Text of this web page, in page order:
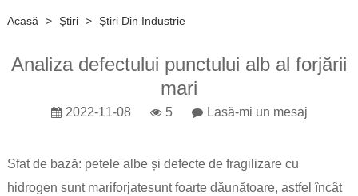
Acasă > Știri > Știri Din Industrie
Analiza defectului punctului alb al forjării
mari
2022-11-08 5 Lasă-mi un mesaj
Sfat de bază: petele albe și defecte de fragilizare cu
hidrogen sunt mariforjatesunt foarte dăunătoare, astfel încât